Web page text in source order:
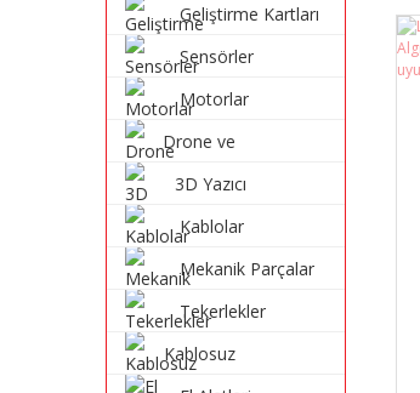
Geliştirme Kartları
Sensörler
Motorlar
Drone ve
Malzemeleri
3D Yazıcı
Kablolar
Mekanik Parçalar
Tekerlekler
Kablosuz